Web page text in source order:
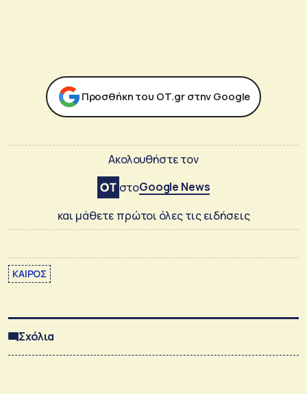
Προσθήκη του ΟΤ.gr στην Google
Ακολουθήστε τον
στοGoogle News
και μάθετε πρώτοι όλες τις ειδήσεις
ΚΑΙΡΟΣ
Σχόλια